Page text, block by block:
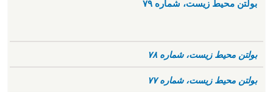
بولتن محیط زیست، شماره ۷۹
بولتن محیط زیست، شماره ۷۸
بولتن محیط زیست، شماره ۷۷